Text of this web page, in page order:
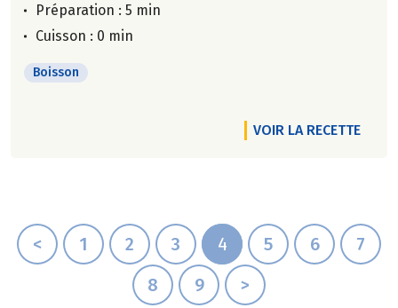
Préparation : 5 min
Cuisson : 0 min
Boisson
VOIR LA RECETTE
< 1 2 3 4 5 6
7
8
9 >